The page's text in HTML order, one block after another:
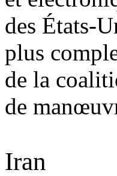
des États-
plus
de la
de
Iran